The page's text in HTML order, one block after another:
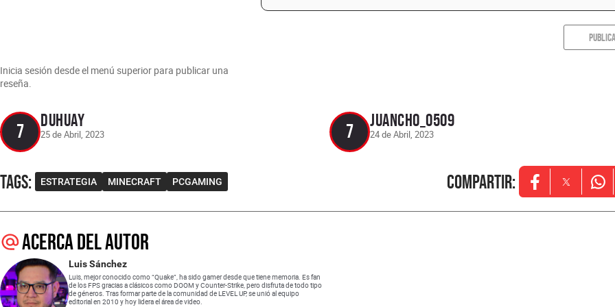
Inicia sesión desde el menú superior para publicar una
reseña.
7 Duhuay
25 de Abril, 2023 7 Juancho_0509
24 de Abril, 2023
Tags: ESTRATEGIA MINECRAFT PCGAMING Compartir: Opens in new
Opens in
Acerca del autor
Luis Sánchez
Luis, mejor conocido como “Quake”, ha sido gamer desde que tiene memoria. Es fan
de los FPS gracias a clásicos como DOOM y Counter-Strike, pero disfruta de todo tipo
de géneros. Tras formar parte de la comunidad de LEVEL UP, se unió al equipo
editorial en 2010 y hoy lidera el área de video.